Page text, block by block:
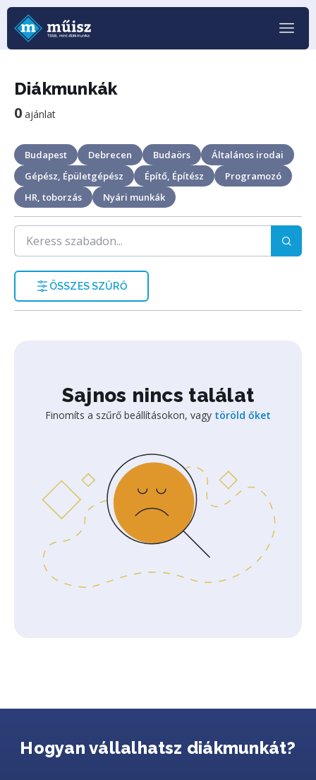
Diákmunkák
0 ajánlat
Budapest Debrecen Budaörs
Általános irodai
Gépész, Épületgépész
Építő, Építész
Programozó
HR, toborzás
Nyári munkák
ÖSSZES SZŰRŐ
Sajnos nincs találat
Finomíts a szűrő beállításokon, vagy töröld őket
Hogyan vállalhatsz diákmunkát?